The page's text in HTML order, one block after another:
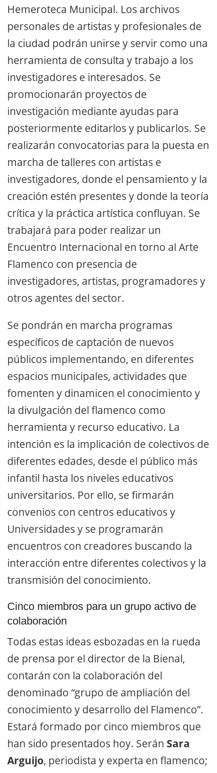
Hemeroteca Municipal. Los archivos
personales de artistas y profesionales de
la ciudad podrán unirse y servir como una
herramienta de consulta y trabajo a los
investigadores e interesados. Se
promocionarán proyectos de
investigación mediante ayudas para
posteriormente editarlos y publicarlos. Se
realizarán convocatorias para la puesta en
marcha de talleres con artistas e
investigadores, donde el pensamiento y la
creación estén presentes y donde la teoría
crítica y la práctica artística confluyan. Se
trabajará para poder realizar un
Encuentro Internacional en torno al Arte
Flamenco con presencia de
investigadores, artistas, programadores y
otros agentes del sector.
Se pondrán en marcha programas
específicos de captación de nuevos
públicos implementando, en diferentes
espacios municipales, actividades que
fomenten y dinamicen el conocimiento y
la divulgación del flamenco como
herramienta y recurso educativo. La
intención es la implicación de colectivos de
diferentes edades, desde el público más
infantil hasta los niveles educativos
universitarios. Por ello, se firmarán
convenios con centros educativos y
Universidades y se programarán
encuentros con creadores buscando la
interacción entre diferentes colectivos y la
transmisión del conocimiento.
Cinco miembros para un grupo activo de
colaboración
Todas estas ideas esbozadas en la rueda
de prensa por el director de la Bienal,
contarán con la colaboración del
denominado “grupo de ampliación del
conocimiento y desarrollo del Flamenco”.
Estará formado por cinco miembros que
han sido presentados hoy. Serán Sara
Arguijo, periodista y experta en flamenco;